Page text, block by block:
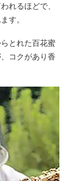
れるほどで、
す。
とれた百花蜜
コクがあり香